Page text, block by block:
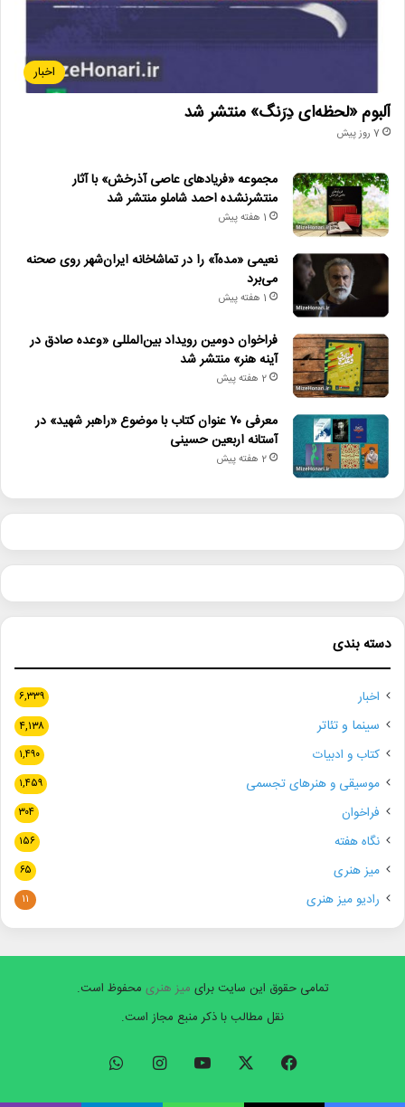
استیون_اسپیلبرگ ایندی‌وایر
برترین_فیلم‌ها
اخبار
آلبوم «لحظه‌ای دِرَنگ» منتشر شد
7 روز پیش
مجموعه «فریادهای عاصی آذرخش» با آثار
منتشرنشده احمد شاملو منتشر شد
1 هفته پیش
نعیمی «مده‌آ» را در تماشاخانه ایران‌شهر روی صحنه
می‌برد
1 هفته پیش
فراخوان دومین رویداد بین‌المللی «وعده صادق در
آینه هنر» منتشر شد
2 هفته پیش
معرفی ۷۰ عنوان کتاب با موضوع «راهبر شهید» در
آستانه اربعین حسینی
2 هفته پیش
دسته بندی
اخبار ۶,۳۳۹
سینما و تئاتر ۴,۱۳۸
کتاب و ادبیات ۱,۴۹۰
موسیقی و هنرهای تجسمی ۱,۴۵۹
فراخوان ۳۰۴
نگاه هفته ۱۵۶
میز هنری ۶۵
رادیو میز هنری ۱۱
تمامی حقوق این سایت برای میز هنری محفوظ است.
نقل مطالب با ذکر منبع مجاز است.
فیسبوک ایکس یوتیوب اینستاگرام